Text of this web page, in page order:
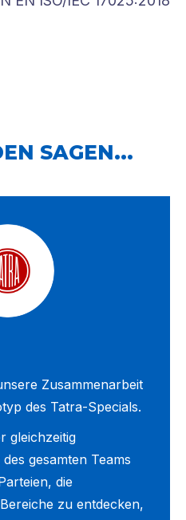
SAGEN...
Zusammenarbeit
des Tatra-Specials.
gleichzeitig
gesamten Teams
die
zu entdecken,